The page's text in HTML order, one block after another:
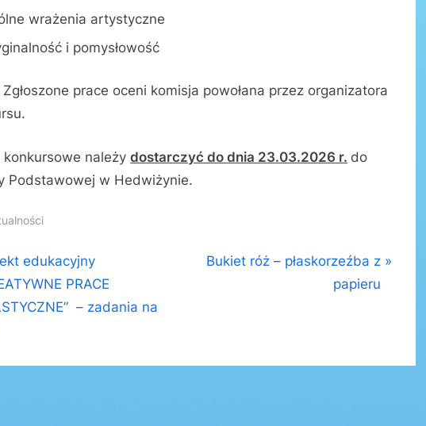
wrażenia artystyczne
i pomysłowość
prace oceni komisja powołana przez organizatora
konkursowe należy dostarczyć do dnia 23.03.2026 r. do
Podstawowej w Hedwiżynie.
edukacyjny
PRACE
– zadania na
N
Bukiet róż – płaskorzeźba z
papieru